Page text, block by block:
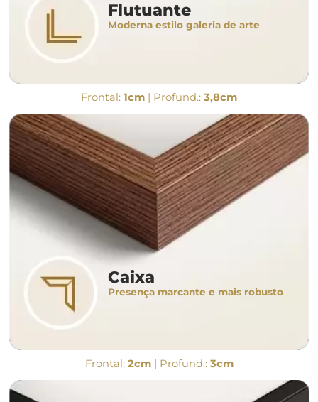
Flutuante
Moderna estilo galeria de arte
Frontal: 1cm | Profund.: 3,8cm
Caixa
Presença marcante e mais robusto
Frontal: 2cm| Profund.: 3cm